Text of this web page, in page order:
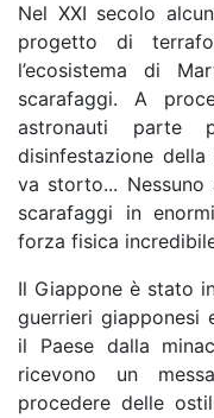
Nel XXI secolo
progetto di
l’ecosistema di
scarafaggi. A
astronauti parte
disinfestazione della
va storto... Nessuno
scarafaggi in
forza fisica
Il Giappone è stato
guerrieri giapponesi
il Paese dalla
ricevono un
procedere delle